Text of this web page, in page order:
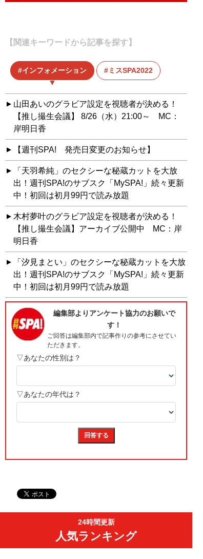
【関連キーワードから記事を探す】
インフォメーション ミスSPA2022
山田あいのグラビア設定を視聴者が決める！
【推し撮生会議】 8/26（水）21:00～ MC：
岸明日香
【週刊SPA! 発売日変更のお知らせ】
「天羽希純」のセクシーな秘蔵カットを大放
出！週刊SPA!のサブスク「MySPA!」続々更新
中！初回は初月99円で読み放題
木村夢叶のグラビア設定を視聴者が決める！
【推し撮生会議】アーカイブ公開中 MC：岸
明日香
「汐見まとい」のセクシーな秘蔵カットを大放
出！週刊SPA!のサブスク「MySPA!」続々更新
中！初回は初月99円で読み放題
24時間更新
人気ランキング